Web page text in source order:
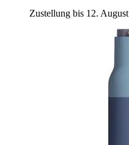
Zustellung bis 12. August